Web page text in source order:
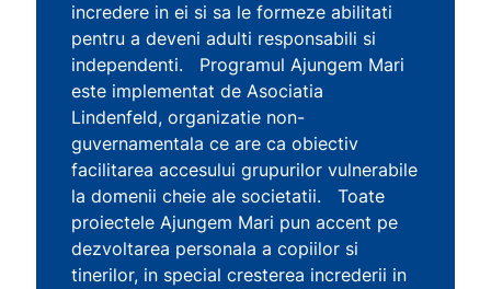
incredere in ei si sa le formeze abilitati
pentru a deveni adulti responsabili si
independenti. Programul Ajungem Mari
este implementat de Asociatia
Lindenfeld, organizatie non-
guvernamentala ce are ca obiectiv
facilitarea accesului grupurilor vulnerabile
la domenii cheie ale societatii. Toate
proiectele Ajungem Mari pun accent pe
dezvoltarea personala a copiilor si
tinerilor, in special cresterea increderii in